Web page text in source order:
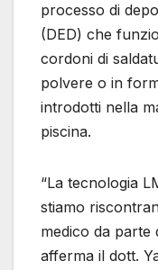
processo di
(DED) che
cordoni di
polvere o in
introdotti nella
piscina.
“La tecnologia
stiamo
medico da parte
afferma il dott.